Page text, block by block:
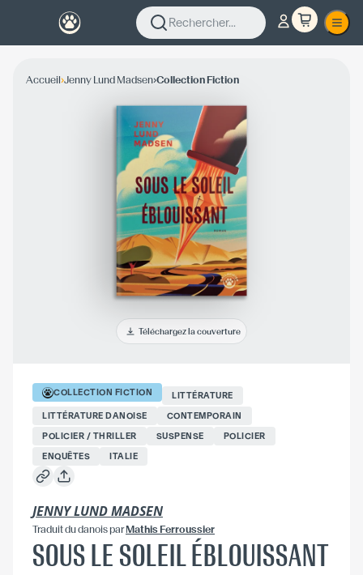
Rechercher...
Accueil›Jenny Lund Madsen›Collection Fiction
Téléchargez la couverture
COLLECTION FICTION
LITTÉRATURE
LITTÉRATURE DANOISE
CONTEMPORAIN
POLICIER / THRILLER
SUSPENSE
POLICIER
ENQUÊTES
ITALIE
JENNY LUND MADSEN
Traduitdu danoisparMathis Ferroussier
SOUS LE SOLEIL ÉBLOUISSANT